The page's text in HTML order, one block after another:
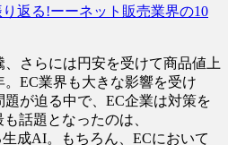
返る!ーーネット販売業界の10
さらには円安を受けて商品値上
。EC業界も大きな影響を受け
題が迫る中で、EC企業は対策を
話題となったのは、
生成AI。もちろん、ECにおいて